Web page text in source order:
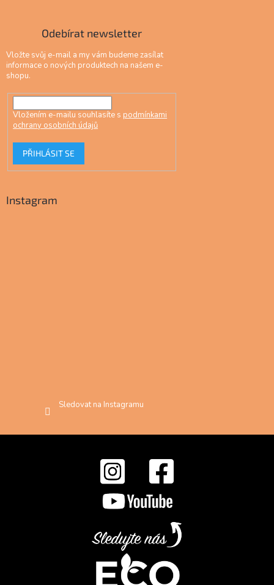
Odebírat newsletter
Vložte svůj e-mail a my vám budeme zasílat
informace o nových produktech na našem e-
shopu.
Vložením e-mailu souhlasíte s podmínkami
ochrany osobních údajů
PŘIHLÁSIT SE
Instagram
Sledovat na Instagramu